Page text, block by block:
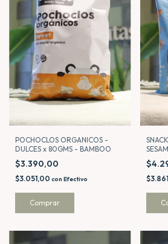
POCHOCLOS ORGANICOS -
DULCES x 80GMS - BAMBOO
$3.390,00
$3.051,00 con Efectivo